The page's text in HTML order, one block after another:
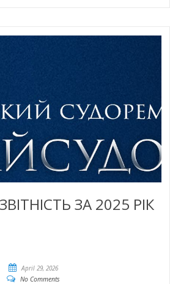
ЗА 2025 РІК
April 29, 2026
No Comments